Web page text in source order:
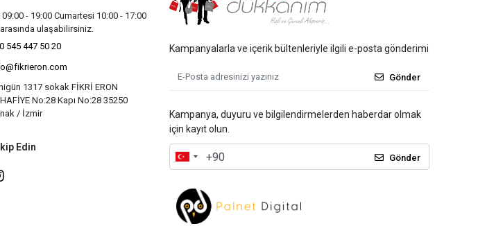
- 19:00 Cumartesi 10:00 - 17:00
ulaşabilirsiniz.
545 447 50 20
1317 sokak FİKRİ ERON
No:28 Kapı No:28 35250
/ İzmir
Edin
Kampanyalarla ve içerik bültenleriyle ilgili e-posta gönderimi
Gönder
Kampanya, duyuru ve bilgilendirmelerden haberdar olmak
için kayıt olun.
Gönder